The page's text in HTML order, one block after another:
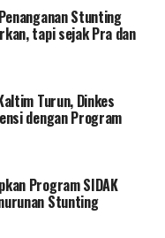
Stunting
tapi sejak Pra dan
Turun, Dinkes
dengan Program
Program SIDAK
Stunting